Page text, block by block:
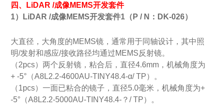
四、LiDAR /成像MEMS开发套件
1）LiDAR /成像MEMS开发套件1（P/ N：DK-026）
大直径，大角度的MEMS镜 ，通常用于同轴设计，其中照
明/发射和感应/接收路径均通过MEMS反射镜。
（2pcs）两个反射镜，粘合后，直径4.6mm，机械角度为
+ -5°（A8L2.2-4600AU-TINY48.4-α/ TP）。
（1pcs）一面已粘合的镜子，直径5.0毫米，机械角度为+
-5°（A8L2.2-5000AU-TINY48.4-？/ TP）。